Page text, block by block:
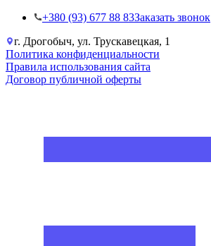
+38‎0 (93) 677 88 83Заказать звонок
г. Дрогобыч, ул. Трускавецкая, 1
Политика конфиденциальности
Правила использования сайта
Договор публичной оферты